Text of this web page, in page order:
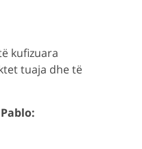
kufizuara
tuaja dhe të